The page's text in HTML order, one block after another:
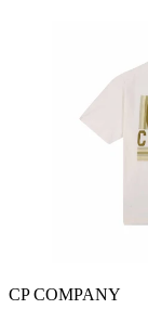
CP COMPANY